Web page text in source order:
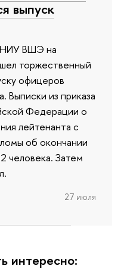
выпуск
НИУ ВШЭ на
торжественный
офицеров
Выписки из приказа
Федерации о
лейтенанта с
об окончании
человека. Затем
27 июля
интересно: